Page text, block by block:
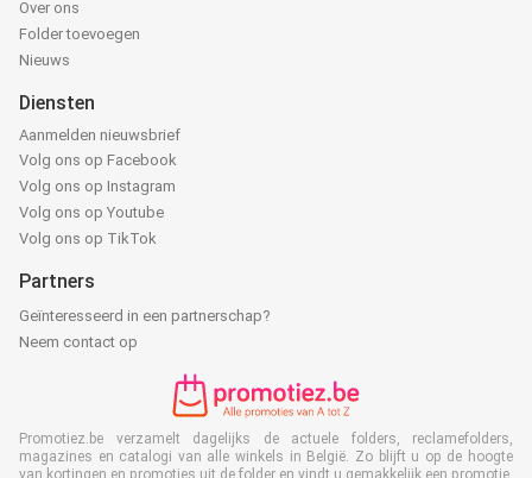
Over ons
Folder toevoegen
Nieuws
Diensten
Aanmelden nieuwsbrief
Volg ons op Facebook
Volg ons op Instagram
Volg ons op Youtube
Volg ons op TikTok
Partners
Geïnteresseerd in een partnerschap?
Neem contact op
Promotiez.be verzamelt dagelijks de actuele folders, reclamefolders,
magazines en catalogi van alle winkels in België. Zo blijft u op de hoogte
van kortingen en promoties uit de folder en vindt u gemakkelijk een promotie,